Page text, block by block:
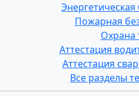
Пожарная
Охрана
Аттестация
Аттестация
Все разделы